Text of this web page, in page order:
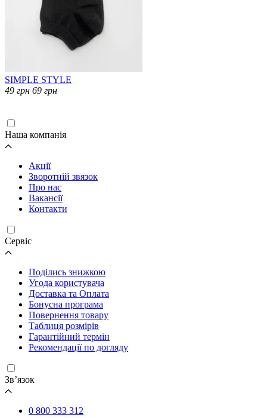
SIMPLE STYLE
49 грн 69 грн
Наша компанія
Акції
Зворотній звязок
Про нас
Вакансії
Контакти
Cервіс
Поділись знижкою
Угода користувача
Доставка та Оплата
Бонусна програма
Повернення товару
Таблиця розмірів
Гарантійний термін
Рекомендації по догляду
Зв’язок
0 800 333 312